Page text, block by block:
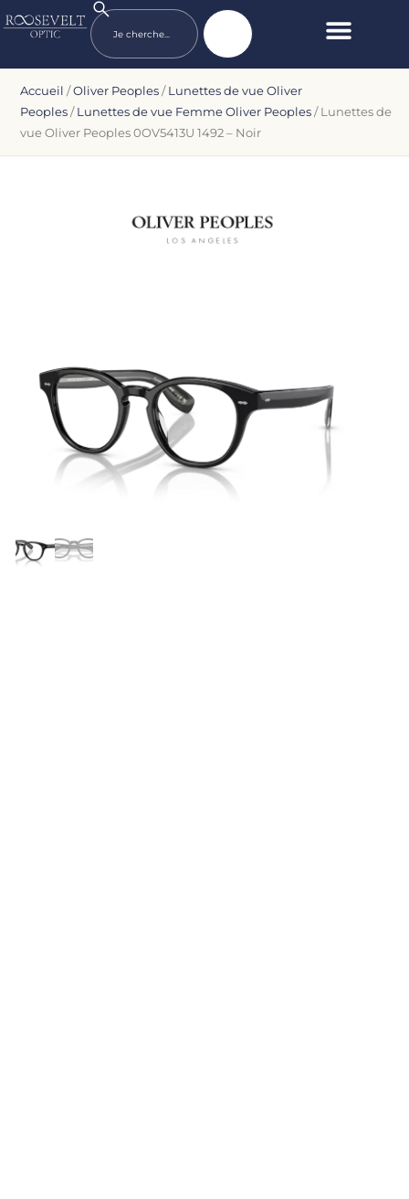
Accueil /Oliver Peoples/Lunettes de vue Oliver
Peoples/Lunettes de vue Femme Oliver Peoples/ Lunettes de
vue Oliver Peoples 0OV5413U 1492 – Noir